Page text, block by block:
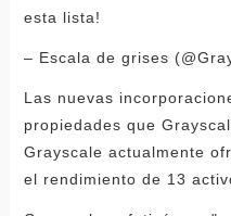
esta lista!
– Escala de grises
Las nuevas
propiedades que
Grayscale actualmente
el rendimiento de 13